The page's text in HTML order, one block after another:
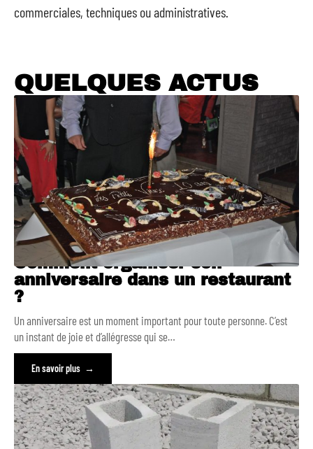
commerciales, techniques ou administratives.
QUELQUES ACTUS
Comment organiser son
anniversaire dans un restaurant
?
Un anniversaire est un moment important pour toute personne. C’est
un instant de joie et d’allégresse qui se…
En savoir plus